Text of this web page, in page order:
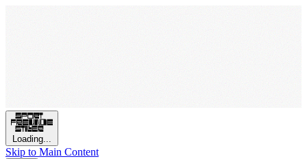
Loading...
Skip to Main Content